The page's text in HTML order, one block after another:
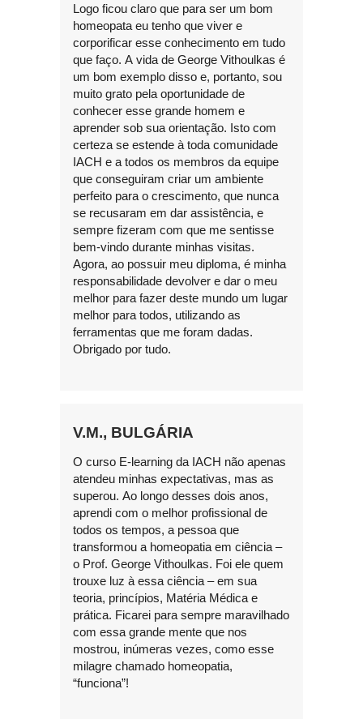
Logo ficou claro que para ser um bom
homeopata eu tenho que viver e
corporificar esse conhecimento em tudo
que faço. A vida de George Vithoulkas é
um bom exemplo disso e, portanto, sou
muito grato pela oportunidade de
conhecer esse grande homem e
aprender sob sua orientação. Isto com
certeza se estende à toda comunidade
IACH e a todos os membros da equipe
que conseguiram criar um ambiente
perfeito para o crescimento, que nunca
se recusaram em dar assistência, e
sempre fizeram com que me sentisse
bem-vindo durante minhas visitas.
Agora, ao possuir meu diploma, é minha
responsabilidade devolver e dar o meu
melhor para fazer deste mundo um lugar
melhor para todos, utilizando as
ferramentas que me foram dadas.
Obrigado por tudo.
V.M., BULGÁRIA
O curso E-learning da IACH não apenas
atendeu minhas expectativas, mas as
superou. Ao longo desses dois anos,
aprendi com o melhor profissional de
todos os tempos, a pessoa que
transformou a homeopatia em ciência –
o Prof. George Vithoulkas. Foi ele quem
trouxe luz à essa ciência – em sua
teoria, princípios, Matéria Médica e
prática. Ficarei para sempre maravilhado
com essa grande mente que nos
mostrou, inúmeras vezes, como esse
milagre chamado homeopatia,
“funciona”!